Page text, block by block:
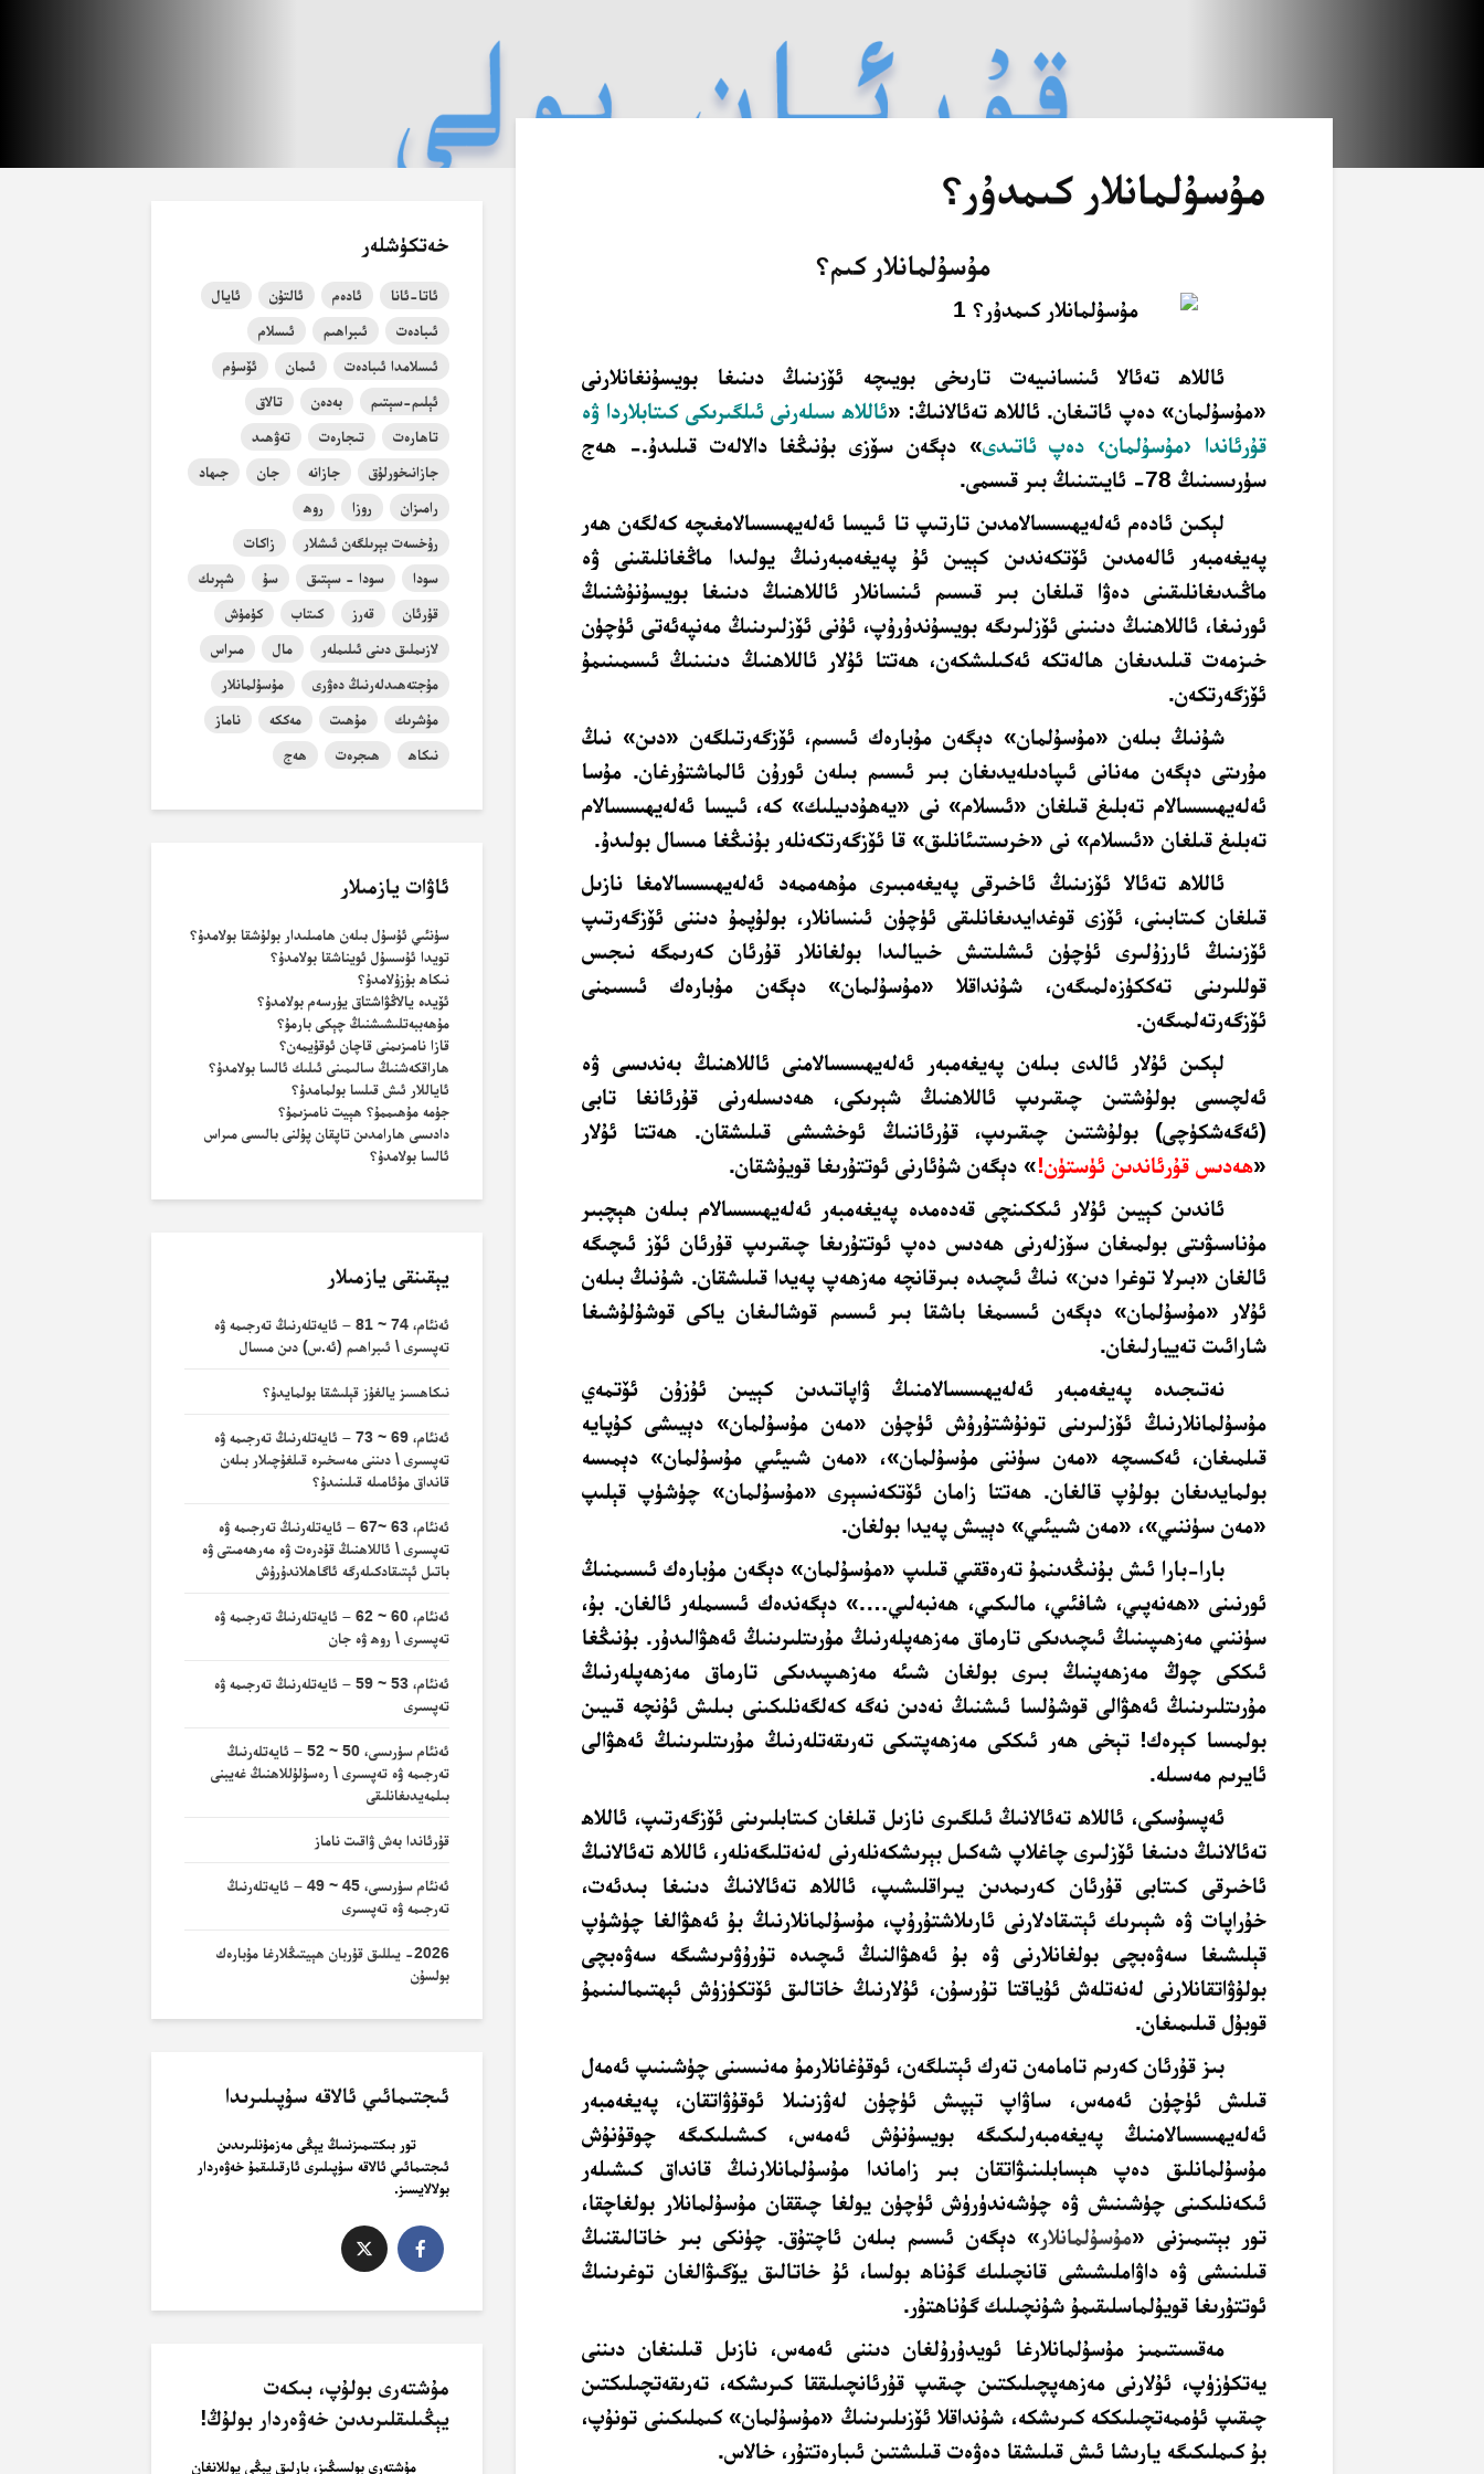
مۇسۇلمانلار كىمدۇر؟
مۇسۇلمانلار كىم؟
ئاللاھ تەئالا ئىنسانىيەت تارىخى بويىچە ئۆزىنىڭ دىنىغا بويسۇنغانلارنى
«مۇسۇلمان» دەپ ئاتىغان. ئاللاھ تەئالانىڭ: «ئاللاھ سىلەرنى ئىلگىرىكى كىتابلاردا ۋە
قۇرئاندا ‹مۇسۇلمان› دەپ ئاتىدى» دېگەن سۆزى بۇنىڭغا دالالەت قىلىدۇ.- ھەج
سۈرىسىنىڭ 78- ئايىتىنىڭ بىر قىسمى.
لېكىن ئادەم ئەلەيھىسسالامدىن تارتىپ تا ئىيسا ئەلەيھىسسالامغىچە كەلگەن ھەر
پەيغەمبەر ئالەمدىن ئۆتكەندىن كېيىن ئۇ پەيغەمبەرنىڭ يولىدا ماڭغانلىقىنى ۋە
ماڭىدىغانلىقىنى دەۋا قىلغان بىر قىسىم ئىنسانلار ئاللاھنىڭ دىنىغا بويسۇنۇشنىڭ
ئورنىغا، ئاللاھنىڭ دىنىنى ئۆزلىرىگە بويسۇندۇرۇپ، ئۇنى ئۆزلىرىنىڭ مەنپەئەتى ئۈچۈن
خىزمەت قىلىدىغان ھالەتكە ئەكىلىشكەن، ھەتتا ئۇلار ئاللاھنىڭ دىنىنىڭ ئىسمىنىمۇ
ئۆزگەرتكەن.
شۇنىڭ بىلەن «مۇسۇلمان» دېگەن مۇبارەك ئىسىم، ئۆزگەرتىلگەن «دىن» نىڭ
مۇرىتى دېگەن مەنانى ئىپادىلەيدىغان بىر ئىسىم بىلەن ئورۇن ئالماشتۇرغان. مۇسا
ئەلەيھىسسالام تەبلىغ قىلغان «ئىسلام» نى «يەھۇدىيلىك» كە، ئىيسا ئەلەيھىسسالام
تەبلىغ قىلغان «ئىسلام» نى «خرىستىئانلىق» قا ئۆزگەرتكەنلەر بۇنىڭغا مىسال بولىدۇ.
ئاللاھ تەئالا ئۆزىنىڭ ئاخىرقى پەيغەمبىرى مۇھەممەد ئەلەيھىسسالامغا نازىل
قىلغان كىتابىنى، ئۆزى قوغدايدىغانلىقى ئۈچۈن ئىنسانلار، بولۇپمۇ دىننى ئۆزگەرتىپ
ئۆزىنىڭ ئارزۇلىرى ئۈچۈن ئىشلىتىش خىيالىدا بولغانلار قۇرئان كەرىمگە نىجىس
قوللىرىنى تەككۈزەلمىگەن، شۇنداقلا «مۇسۇلمان» دېگەن مۇبارەك ئىسىمنى
ئۆزگەرتەلمىگەن.
لېكىن ئۇلار ئالدى بىلەن پەيغەمبەر ئەلەيھىسسالامنى ئاللاھنىڭ بەندىسى ۋە
ئەلچىسى بولۇشتىن چىقىرىپ ئاللاھنىڭ شېرىكى، ھەدىسلەرنى قۇرئانغا تابى
(ئەگەشكۈچى) بولۇشتىن چىقىرىپ، قۇرئاننىڭ ئوخشىشى قىلىشقان. ھەتتا ئۇلار
«ھەدىس قۇرئاندىن ئۈستۈن!» دېگەن شۇئارنى ئوتتۇرىغا قويۇشقان.
ئاندىن كېيىن ئۇلار ئىككىنچى قەدەمدە پەيغەمبەر ئەلەيھىسسالام بىلەن ھېچبىر
مۇناسىۋىتى بولمىغان سۆزلەرنى ھەدىس دەپ ئوتتۇرىغا چىقىرىپ قۇرئان ئۆز ئىچىگە
ئالغان «بىرلا توغرا دىن» نىڭ ئىچىدە بىرقانچە مەزھەپ پەيدا قىلىشقان. شۇنىڭ بىلەن
ئۇلار «مۇسۇلمان» دېگەن ئىسىمغا باشقا بىر ئىسىم قوشالىغان ياكى قوشۇلۇشىغا
شارائىت تەييارلىغان.
نەتىجىدە پەيغەمبەر ئەلەيھىسسالامنىڭ ۋاپاتىدىن كېيىن ئۇزۇن ئۆتمەي
مۇسۇلمانلارنىڭ ئۆزلىرىنى تونۇشتۇرۇش ئۈچۈن «مەن مۇسۇلمان» دېيىشى كۇپايە
قىلمىغان، ئەكسىچە «مەن سۈننى مۇسۇلمان»، «مەن شىيئىي مۇسۇلمان» دېمىسە
بولمايدىغان بولۇپ قالغان. ھەتتا زامان ئۆتكەنسېرى «مۇسۇلمان» چۈشۈپ قېلىپ
«مەن سۈننىي»، «مەن شىيئىي» دېيىش پەيدا بولغان.
بارا-بارا ئىش بۇنىڭدىنمۇ تەرەققىي قىلىپ «مۇسۇلمان» دېگەن مۇبارەك ئىسىمنىڭ
ئورنىنى «ھەنەپىي، شافئىي، مالىكىي، ھەنبەلىي….» دېگەندەك ئىسىملەر ئالغان. بۇ،
سۈننىي مەزھىپىنىڭ ئىچىدىكى تارماق مەزھەپلەرنىڭ مۇرىتلىرىنىڭ ئەھۋالىدۇر. بۇنىڭغا
ئىككى چوڭ مەزھەپنىڭ بىرى بولغان شىئە مەزھىپىدىكى تارماق مەزھەپلەرنىڭ
مۇرىتلىرىنىڭ ئەھۋالى قوشۇلسا ئىشنىڭ نەدىن نەگە كەلگەنلىكىنى بىلىش ئۇنچە قىيىن
بولمىسا كېرەك! تېخى ھەر ئىككى مەزھەپتىكى تەرىقەتلەرنىڭ مۇرىتلىرىنىڭ ئەھۋالى
ئايرىم مەسىلە.
ئەپسۇسكى، ئاللاھ تەئالانىڭ ئىلگىرى نازىل قىلغان كىتابلىرىنى ئۆزگەرتىپ، ئاللاھ
تەئالانىڭ دىنىغا ئۆزلىرى چاغلاپ شەكىل بېرىشكەنلەرنى لەنەتلىگەنلەر، ئاللاھ تەئالانىڭ
ئاخىرقى كىتابى قۇرئان كەرىمدىن يىراقلىشىپ، ئاللاھ تەئالانىڭ دىنىغا بىدئەت،
خۇراپات ۋە شېىرىك ئېتىقادلارنى ئارىلاشتۇرۇپ، مۇسۇلمانلارنىڭ بۇ ئەھۋالغا چۈشۈپ
قېلىشىغا سەۋەبچى بولغانلارنى ۋە بۇ ئەھۋالنىڭ ئىچىدە تۇرۇۋىرىشىگە سەۋەبچى
بولۇۋاتقانلارنى لەنەتلەش ئۇياقتا تۇرسۇن، ئۇلارنىڭ خاتالىق ئۆتكۈزۈش ئېھتىمالىنىمۇ
قوبۇل قىلىمىغان.
بىز قۇرئان كەرىم تامامەن تەرك ئېتىلگەن، ئوقۇغانلارمۇ مەنىسىنى چۈشىنىپ ئەمەل
قىلىش ئۈچۈن ئەمەس، ساۋاپ تېپىش ئۈچۈن لەۋزىنىلا ئوقۇۋاتقان، پەيغەمبەر
ئەلەيھىسسالامنىڭ پەيغەمبەرلىكىگە بويسۇنۇش ئەمەس، كىشىلىكىگە چوقۇنۇش
مۇسۇلمانلىق دەپ ھېسابلىنىۋاتقان بىر زاماندا مۇسۇلمانلارنىڭ قانداق كىشىلەر
ئىكەنلىكىنى چۈشىنىش ۋە چۈشەندۈرۈش ئۈچۈن يولغا چىققان مۇسۇلمانلار بولغاچقا،
تور بېتىمىزنى «مۇسۇلمانلار» دېگەن ئىسىم بىلەن ئاچتۇق. چۈنكى بىر خاتالىقنىڭ
قىلىنىشى ۋە داۋاملىشىشى قانچىلىك گۇناھ بولسا، ئۇ خاتالىق يۆگىۋالغان توغرىنىڭ
ئوتتۇرىغا قويۇلماسلىقىمۇ شۇنچىلىك گۇناھتۇر.
مەقسىتىمىز مۇسۇلمانلارغا ئويدۇرۇلغان دىننى ئەمەس، نازىل قىلىنغان دىننى
يەتكۈزۈپ، ئۇلارنى مەزھەپچىلىكتىن چىقىپ قۇرئانچىلىققا كىرىشكە، تەرىقەتچىلىكتىن
چىقىپ ئۈممەتچىلىككە كىرىشكە، شۇنداقلا ئۆزىلىرىنىڭ «مۇسۇلمان» كىملىكىنى تونۇپ،
بۇ كىملىكىگە يارىشا ئىش قىلىشقا دەۋەت قىلىشتىن ئىبارەتتۇر، خالاس.
خەتكۈشلەر
ئاتا-ئانا ئادەم ئالتۇن
ئايال
ئىبادەت
ئىبراھىم
ئىسلام
ئىسلامدا ئىبادەت
ئىمان
ئۆسۈم
ئېلىم-سېتىم
بەدەن
تالاق
تاھارەت
تىجارەت
تەۋھىد
جازانىخورلۇق
جازانە جان
جىھاد
رامىزان
روزا
روھ
رۇخسەت بېرىلگەن ئىشلار
زاكات
سودا
سودا - سېتىق سۇ
شېرىك
قۇرئان
قەرز كىتاب
كۈمۈش
لازىملىق دىنى ئىلىملەر
مال
مىراس
مۇجتەھىدلەرنىڭ دەۋرى
مۇسۇلمانلار
مۇشرىك
مۇھىت مەككە
ناماز
نىكاھ
ھىجرەت ھەج
ئاۋات يازمىلار
سۈنئىي ئۇسۇل بىلەن ھامىلىدار بولۇشقا بولامدۇ؟
تويدا ئۇسسۇل ئويناشقا بولامدۇ؟
نىكاھ بۇزۇلامدۇ؟
ئۆيدە يالاڭۋاشتاق يۈرسەم بولامدۇ؟
مۇھەببەتلىشىشنىڭ چېكى بارمۇ؟
قازا نامىزىمنى قاچان ئوقۇيمەن؟
ھاراقكەشنىڭ سالىمىنى ئىلىك ئالسا بولامدۇ؟
ئاياللار ئىش قىلسا بولمامدۇ؟
جۈمە مۇھىممۇ؟ ھېيت نامىزىمۇ؟
دادىسى ھارامدىن تاپقان پۇلنى بالىسى مىراس
ئالسا بولامدۇ؟
يېقىنقى يازمىلار
ئەنئام، 74 ~ 81 – ئايەتلەرنىڭ تەرجىمە ۋە
تەپسىرى \ ئىبراھىم (ئە.س) دىن مىسال
نىكاھسىز يالغۇز قېلىشقا بولمايدۇ؟
ئەنئام، 69 ~ 73 – ئايەتلەرنىڭ تەرجىمە ۋە
تەپسىرى \ دىننى مەسخىرە قىلغۇچىلار بىلەن
قانداق مۇئامىلە قىلىنىدۇ؟
ئەنئام، 63 ~67 – ئايەتلەرنىڭ تەرجىمە ۋە
تەپسىرى \ ئاللاھنىڭ قۇدرەت ۋە مەرھەمىتى ۋە
باتىل ئېتىقادكىلەرگە ئاگاھلاندۇرۇش
ئەنئام، 60 ~ 62 – ئايەتلەرنىڭ تەرجىمە ۋە
تەپسىرى \ روھ ۋە جان
ئەنئام، 53 ~ 59 – ئايەتلەرنىڭ تەرجىمە ۋە
تەپسىرى
ئەنئام سۈرىسى، 50 ~ 52 – ئايەتلەرنىڭ
تەرجىمە ۋە تەپسىرى \ رەسۇلۇللاھنىڭ غەيبنى
بىلمەيدىغانلىقى
قۇرئاندا بەش ۋاقىت ناماز
ئەنئام سۈرىسى، 45 ~ 49 – ئايەتلەرنىڭ
تەرجىمە ۋە تەپسىرى
2026- يىللىق قۇربان ھېيتىڭلارغا مۇبارەك
بولسۇن
ئىجتىمائىي ئالاقە سۇپىلىرىدا
تور بىكتىمىزنىىڭ يېڭى مەزمۇنلىرىدىن
ئىجتىمائىي ئالاقە سۇپىلىرى ئارقىلىقمۇ خەۋەردار
بولالايسىز.
مۇشتەرى بولۇپ، بىكەت
يېڭىلىقلىرىدىن خەۋەردار بولۇڭ!
مۇشتەرى بولسىڭىز، بارلىق يېڭى يوللانغان